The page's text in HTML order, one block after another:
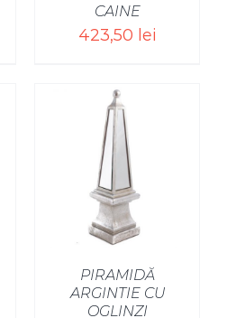
CAINE
423,50 lei
PIRAMIDĂ
ARGINTIE CU
OGLINZI